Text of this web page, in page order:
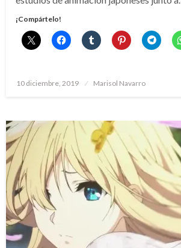
¡Compártelo!
Publicado
10 diciembre, 2019 Marisol Navarro